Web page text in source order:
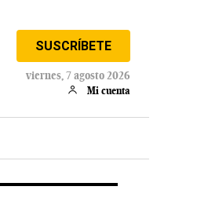
SUSCRÍBETE
viernes, 7 agosto 2026
Mi cuenta